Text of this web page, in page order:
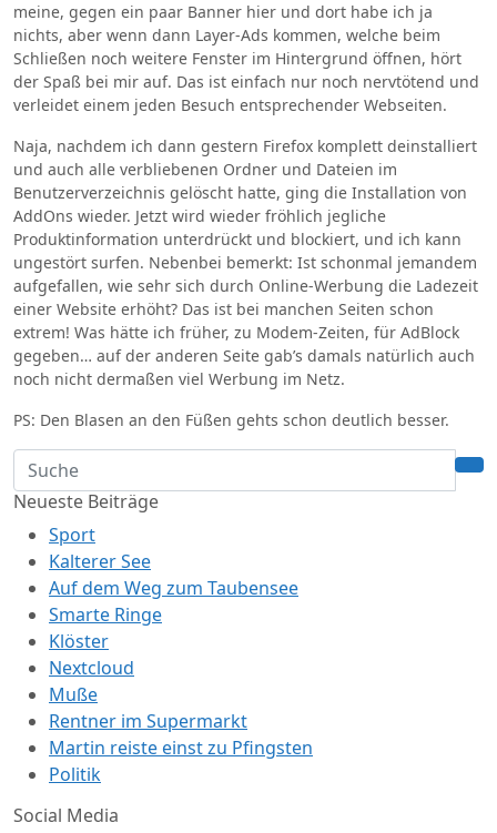
meine, gegen ein paar Banner hier und dort habe ich ja
nichts, aber wenn dann Layer-Ads kommen, welche beim
Schließen noch weitere Fenster im Hintergrund öffnen, hört
der Spaß bei mir auf. Das ist einfach nur noch nervtötend und
verleidet einem jeden Besuch entsprechender Webseiten.
Naja, nachdem ich dann gestern Firefox komplett deinstalliert
und auch alle verbliebenen Ordner und Dateien im
Benutzerverzeichnis gelöscht hatte, ging die Installation von
AddOns wieder. Jetzt wird wieder fröhlich jegliche
Produktinformation unterdrückt und blockiert, und ich kann
ungestört surfen. Nebenbei bemerkt: Ist schonmal jemandem
aufgefallen, wie sehr sich durch Online-Werbung die Ladezeit
einer Website erhöht? Das ist bei manchen Seiten schon
extrem! Was hätte ich früher, zu Modem-Zeiten, für AdBlock
gegeben… auf der anderen Seite gab’s damals natürlich auch
noch nicht dermaßen viel Werbung im Netz.
PS: Den Blasen an den Füßen gehts schon deutlich besser.
Neueste Beiträge
Sport
Kalterer See
Auf dem Weg zum Taubensee
Smarte Ringe
Klöster
Nextcloud
Muße
Rentner im Supermarkt
Martin reiste einst zu Pfingsten
Politik
Social Media